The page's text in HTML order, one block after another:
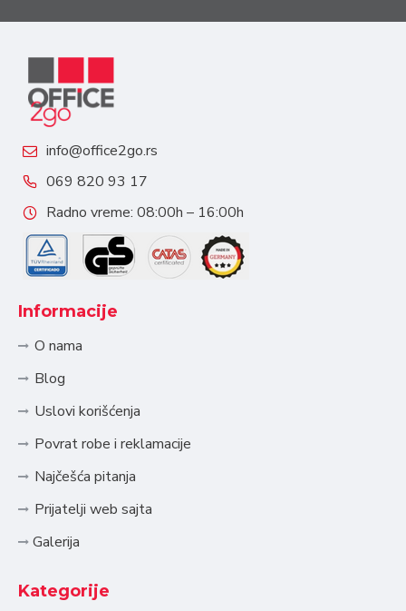
info@office2go.rs
069 820 93 17
Radno vreme: 08:00h – 16:00h
Informacije
O nama
Blog
Uslovi korišćenja
Povrat robe i reklamacije
Najčešća pitanja
Prijatelji web sajta
Galerija
Kategorije